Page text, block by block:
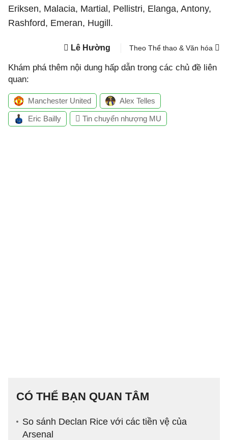
Eriksen, Malacia, Martial, Pellistri, Elanga, Antony,
Rashford, Emeran, Hugill.
Lê Hường Theo Thể thao & Văn hóa
Khám phá thêm nội dung hấp dẫn trong các chủ đề liên
quan:
Manchester United Alex Telles
Eric Bailly Tin chuyển nhượng MU
CÓ THỂ BẠN QUAN TÂM
So sánh Declan Rice với các tiền vệ của
Arsenal